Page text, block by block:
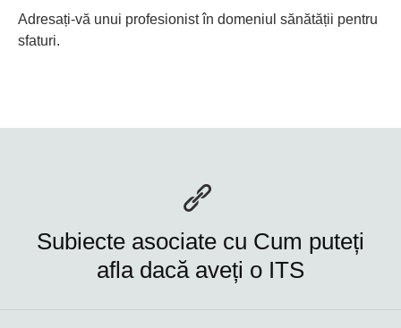
Adresați-vă unui profesionist în domeniul sănătății pentru
sfaturi.
Subiecte asociate cu Cum puteți
afla dacă aveți o ITS